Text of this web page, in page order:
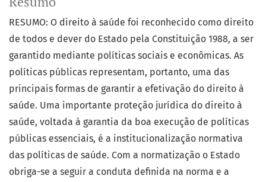
RESUMO: O direito à saúde foi reconhecido como direito
de todos e dever do Estado pela Constituição 1988, a ser
garantido mediante políticas sociais e econômicas. As
políticas públicas representam, portanto, uma das
principais formas de garantir a efetivação do direito à
saúde. Uma importante proteção jurídica do direito à
saúde, voltada à garantia da boa execução de políticas
públicas essenciais, é a institucionalização normativa
das políticas de saúde. Com a normatização o Estado
obriga-se a seguir a conduta definida na norma e a